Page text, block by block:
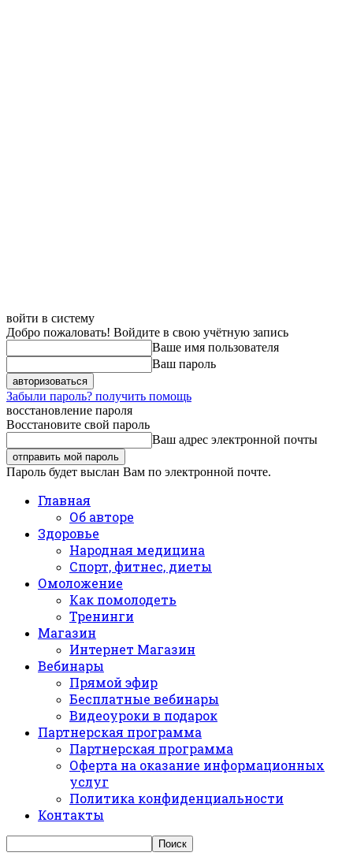
войти в систему
Добро пожаловать! Войдите в свою учётную запись
Ваше имя пользователя
Ваш пароль
Забыли пароль? получить помощь
восстановление пароля
Восстановите свой пароль
Ваш адрес электронной почты
Пароль будет выслан Вам по электронной почте.
Главная
Об авторе
Здоровье
Народная медицина
Спорт, фитнес, диеты
Омоложение
Как помолодеть
Тренинги
Магазин
Интернет Магазин
Вебинары
Прямой эфир
Бесплатные вебинары
Видеоуроки в подарок
Партнерская программа
Партнерская программа
Оферта на оказание информационных
услуг
Политика конфиденциальности
Контакты